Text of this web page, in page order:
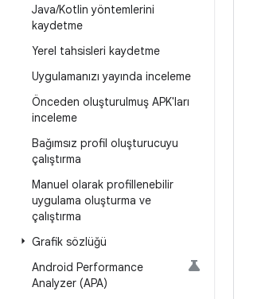
Java/Kotlin yöntemlerini
kaydetme
Yerel tahsisleri kaydetme
Uygulamanızı yayında inceleme
Önceden oluşturulmuş APK'ları
inceleme
Bağımsız profil oluşturucuyu
çalıştırma
Manuel olarak profillenebilir
uygulama oluşturma ve
çalıştırma
Grafik sözlüğü
Android Performance
Analyzer (APA)